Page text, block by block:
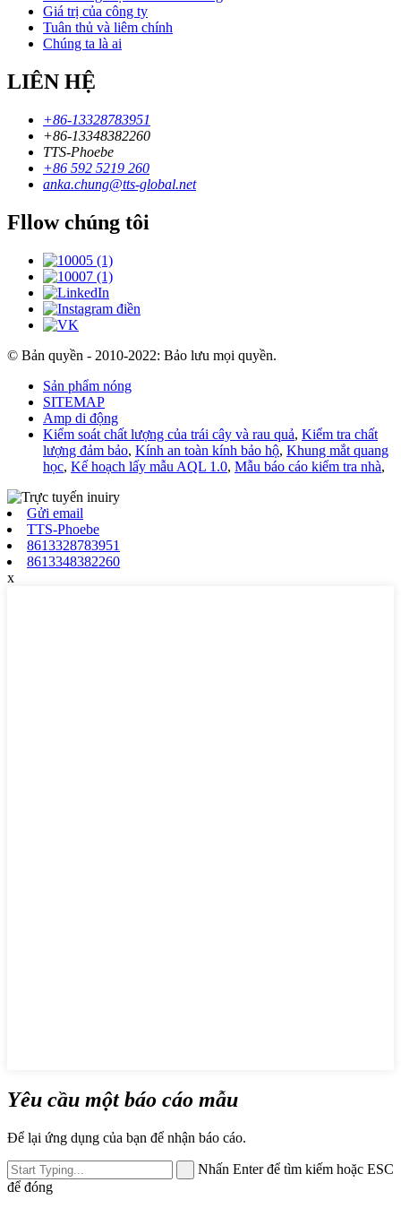
Giá trị của công ty
Tuân thủ và liêm chính
Chúng ta là ai
LIÊN HỆ
+86-13328783951
+86-13348382260
TTS-Phoebe
+86 592 5219 260
anka.chung@tts-global.net
Fllow chúng tôi
© Bản quyền - 2010-2022: Bảo lưu mọi quyền.
Sản phẩm nóng
SITEMAP
Amp di động
Kiểm soát chất lượng của trái cây và rau quả, Kiểm tra chất
lượng đảm bảo, Kính an toàn kính bảo hộ, Khung mắt quang
học, Kế hoạch lấy mẫu AQL 1.0, Mẫu báo cáo kiểm tra nhà,
Gửi email
TTS-Phoebe
8613328783951
8613348382260
x
Yêu cầu một báo cáo mẫu
Để lại ứng dụng của bạn để nhận báo cáo.
Nhấn Enter để tìm kiếm hoặc ESC
để đóng